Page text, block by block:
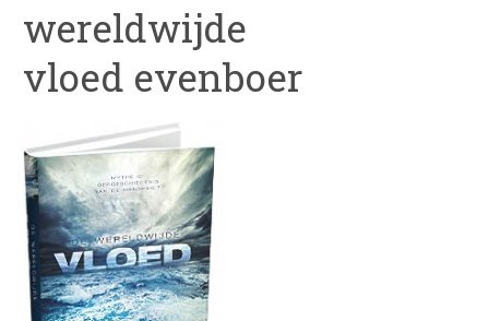
wereldwijde
vloed evenboer